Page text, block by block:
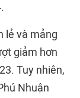
lẻ và mảng
giảm hơn
Tuy nhiên,
Nhuận